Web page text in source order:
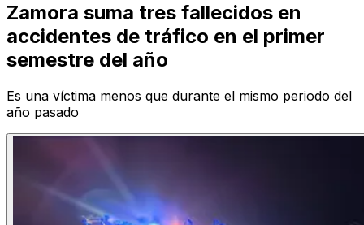
Zamora suma tres fallecidos en
accidentes de tráfico en el primer
semestre del año
Es una víctima menos que durante el mismo periodo del
año pasado